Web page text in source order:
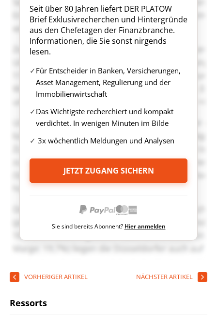
Seit über 80 Jahren liefert DER PLATOW
Brief Exklusivrecherchen und Hintergründe
aus den Chefetagen der Finanzbranche.
Informationen, die Sie sonst nirgends
lesen.
Für Entscheider in Banken, Versicherungen,
Asset Management, Regulierung und der
Immobilienwirtschaft
Das Wichtigste recherchiert und kompakt
verdichtet. In wenigen Minuten im Bilde
3x wöchentlich Meldungen und Analysen
JETZT ZUGANG SICHERN
Sie sind bereits Abonnent? Hier anmelden
VORHERIGER ARTIKEL NÄCHSTER ARTIKEL
Ressorts